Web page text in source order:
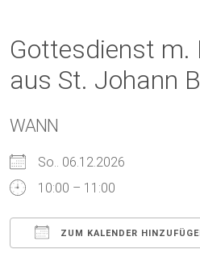
Gottesdienst m.
aus St. Johann
WANN
So.. 06.12.2026
10:00 – 11:00
ZUM KALENDER